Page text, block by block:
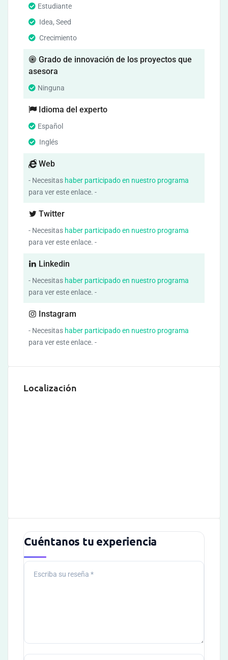
Estudiante
Idea, Seed
Crecimiento
Grado de innovación de los proyectos que
asesora
Ninguna
Idioma del experto
Español
Inglés
Web
- Necesitas haber participado en nuestro programa
para ver este enlace. -
Twitter
- Necesitas haber participado en nuestro programa
para ver este enlace. -
Linkedin
- Necesitas haber participado en nuestro programa
para ver este enlace. -
Instagram
- Necesitas haber participado en nuestro programa
para ver este enlace. -
Localización
Cuéntanos tu experiencia